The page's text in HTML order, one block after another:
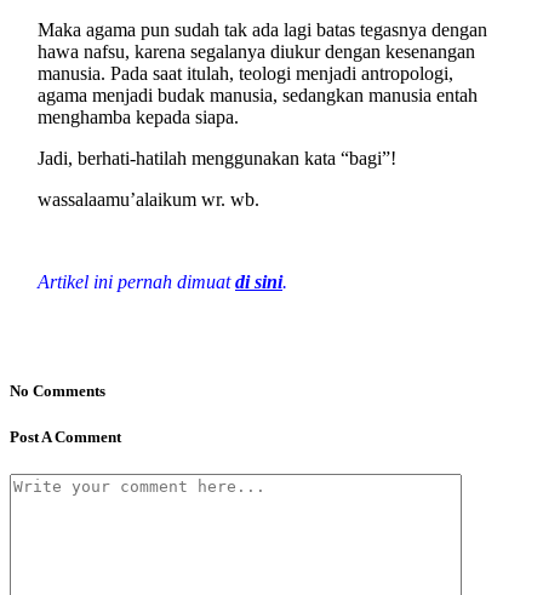
Maka agama pun sudah tak ada lagi batas tegasnya dengan
hawa nafsu, karena segalanya diukur dengan kesenangan
manusia. Pada saat itulah, teologi menjadi antropologi,
agama menjadi budak manusia, sedangkan manusia entah
menghamba kepada siapa.
Jadi, berhati-hatilah menggunakan kata “bagi”!
wassalaamu’alaikum wr. wb.
Artikel ini pernah dimuatdi sini.
No Comments
Post A Comment